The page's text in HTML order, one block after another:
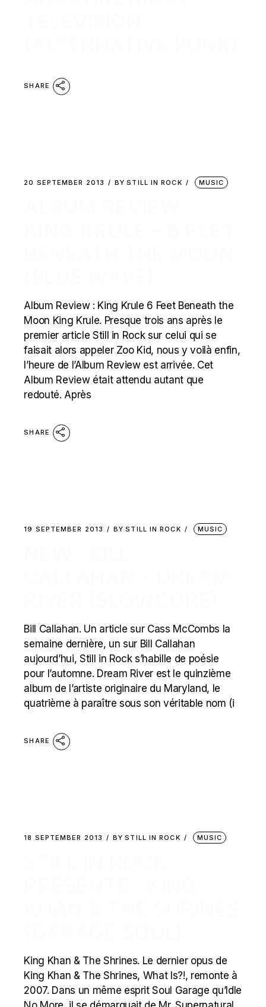
SHARE
20 SEPTEMBER 2013 BY STILL IN ROCK MUSIC
Album Review : King Krule 6 Feet Beneath the
Moon King Krule. Presque trois ans après le
premier article Still in Rock sur celui qui se
faisait alors appeler Zoo Kid, nous y voilà enfin,
l’heure de l’Album Review est arrivée. Cet
Album Review était attendu autant que
redouté. Après
SHARE
19 SEPTEMBER 2013 BY STILL IN ROCK MUSIC
Bill Callahan. Un article sur Cass McCombs la
semaine dernière, un sur Bill Callahan
aujourd’hui, Still in Rock s’habille de poésie
pour l’automne. Dream River est le quinzième
album de l’artiste originaire du Maryland, le
quatrième à paraître sous son véritable nom (i
SHARE
18 SEPTEMBER 2013 BY STILL IN ROCK MUSIC
King Khan & The Shrines. Le dernier opus de
King Khan & The Shrines, What Is?!, remonte à
2007. Dans un même esprit Soul Garage qu’Idle